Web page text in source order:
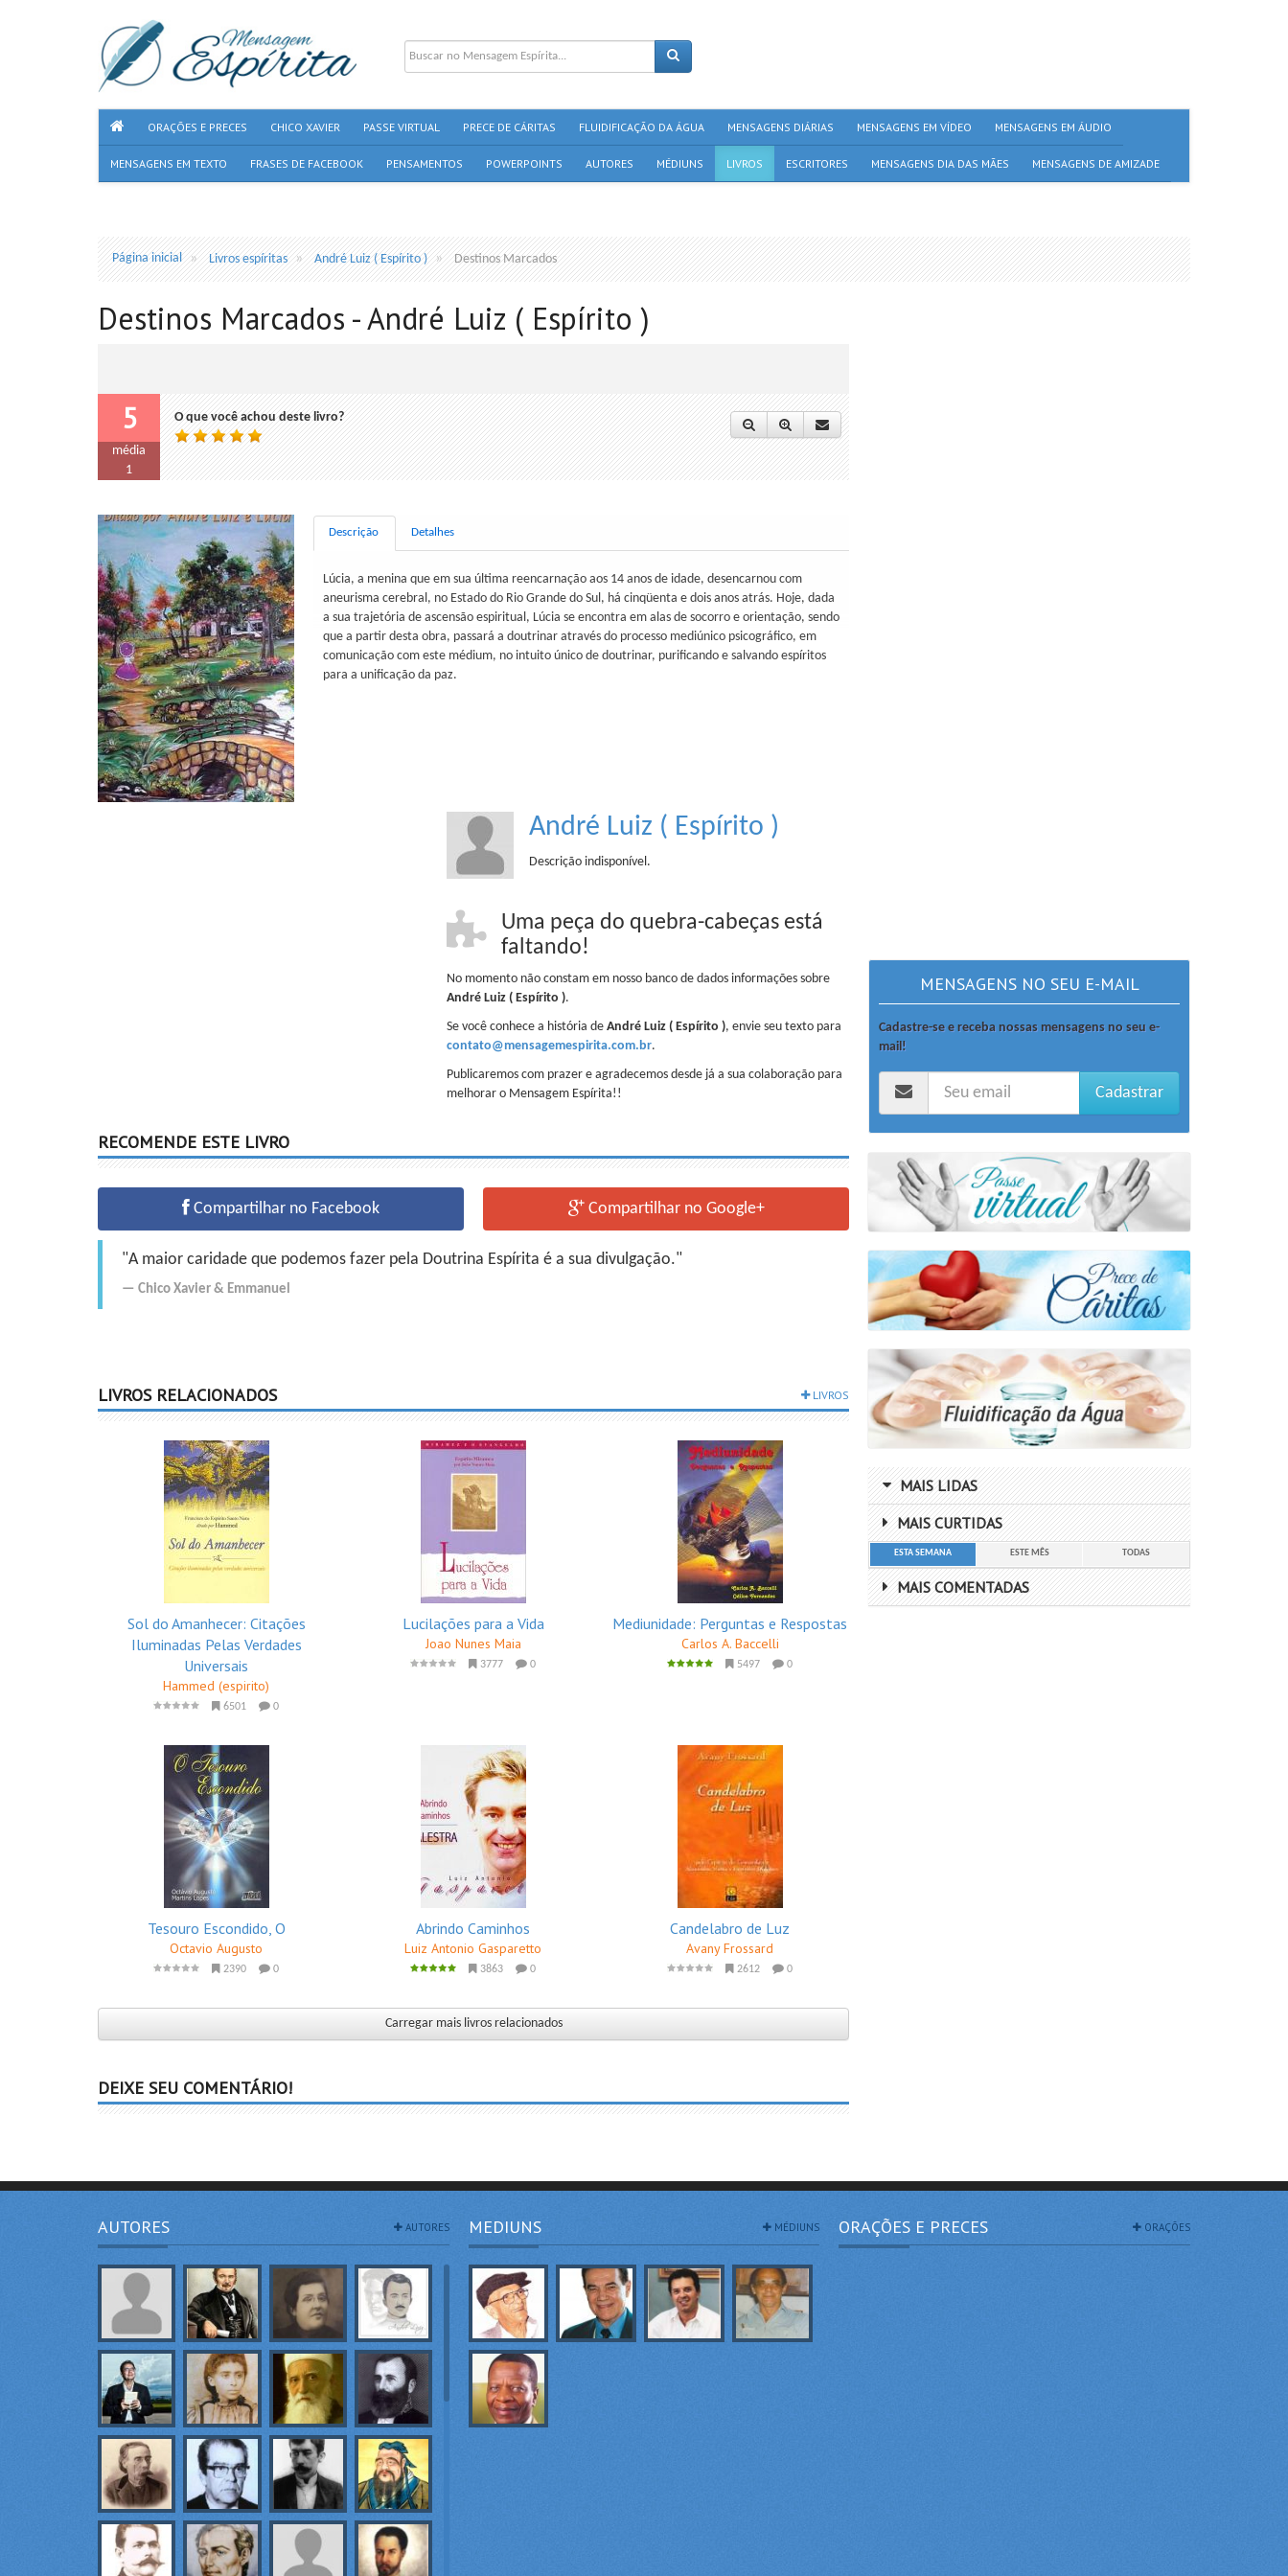
ORAÇÕES E PRECES CHICO XAVIER PASSE VIRTUAL PRECE DE CÁRITAS FLUIDIFICAÇÃO DA ÁGUA MENSAGENS DIÁRIAS MENSAGENS EM VÍDEO MENSAGENS EM ÁUDIO
MENSAGENS EM TEXTO FRASES DE FACEBOOK PENSAMENTOS POWERPOINTS AUTORES MÉDIUNS LIVROS ESCRITORES MENSAGENS DIA DAS MÃES MENSAGENS DE AMIZADE
Página inicial Livros espíritas André Luiz ( Espírito ) Destinos Marcados
Destinos Marcados - André Luiz ( Espírito )
5
média
1
O que você achou deste livro?
Descrição Detalhes
Lúcia, a menina que em sua última reencarnação aos 14 anos de idade, desencarnou com
aneurisma cerebral, no Estado do Rio Grande do Sul, há cinqüenta e dois anos atrás. Hoje, dada
a sua trajetória de ascensão espiritual, Lúcia se encontra em alas de socorro e orientação, sendo
que a partir desta obra, passará a doutrinar através do processo mediúnico psicográfico, em
comunicação com este médium, no intuito único de doutrinar, purificando e salvando espíritos
para a unificação da paz.
André Luiz ( Espírito )
Descrição indisponível.
Uma peça do quebra-cabeças está
faltando!
No momento não constam em nosso banco de dados informações sobre
André Luiz ( Espírito ).
Se você conhece a história de André Luiz ( Espírito ), envie seu texto para
contato@mensagemespirita.com.br.
Publicaremos com prazer e agradecemos desde já a sua colaboração para
melhorar o Mensagem Espírita!!
RECOMENDE ESTE LIVRO
Compartilhar no Facebook Compartilhar no Google+
"A maior caridade que podemos fazer pela Doutrina Espírita é a sua divulgação."
Chico Xavier & Emmanuel
LIVROS RELACIONADOS LIVROS
Sol do Amanhecer: Citações
Iluminadas Pelas Verdades
Universais
Hammed (espirito)
6501 0
Lucilações para a Vida
Joao Nunes Maia
3777 0
Mediunidade: Perguntas e Respostas
Carlos A. Baccelli
5497 0
Tesouro Escondido, O
Octavio Augusto
2390 0
Abrindo Caminhos
Luiz Antonio Gasparetto
3863 0
Candelabro de Luz
Avany Frossard
2612 0
Carregar mais livros relacionados
DEIXE SEU COMENTÁRIO!
MENSAGENS NO SEU E-MAIL
Cadastre-se e receba nossas mensagens no seu e-
mail!
Cadastrar
MAIS LIDAS
MAIS CURTIDAS
ESTA SEMANA ESTE MÊS TODAS
MAIS COMENTADAS
AUTORES AUTORES MEDIUNS MÉDIUNS ORAÇÕES E PRECES ORAÇÕES